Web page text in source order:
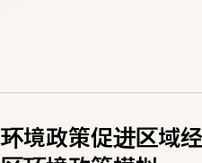
环境政策促进区域